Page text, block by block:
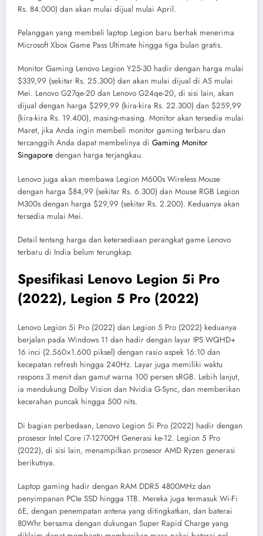
Rs. 84.000) dan akan mulai dijual mulai April.
Pelanggan yang membeli laptop Legion baru berhak menerima
Microsoft Xbox Game Pass Ultimate hingga tiga bulan gratis.
Monitor Gaming Lenovo Legion Y25-30 hadir dengan harga mulai
$339,99 (sekitar Rs. 25.300) dan akan mulai dijual di AS mulai
Mei. Lenovo G27qe-20 dan Lenovo G24qe-20, di sisi lain, akan
dijual dengan harga $299,99 (kira-kira Rs. 22.300) dan $259,99
(kira-kira Rs. 19.400), masing-masing. Monitor akan tersedia mulai
Maret, jika Anda ingin membeli monitor gaming terbaru dan
tercanggih Anda dapat membelinya di Gaming Monitor
Singapore dengan harga terjangkau.
Lenovo juga akan membawa Legion M600s Wireless Mouse
dengan harga $84,99 (sekitar Rs. 6.300) dan Mouse RGB Legion
M300s dengan harga $29,99 (sekitar Rs. 2.200). Keduanya akan
tersedia mulai Mei.
Detail tentang harga dan ketersediaan perangkat game Lenovo
terbaru di India belum terungkap.
Spesifikasi Lenovo Legion 5i Pro
(2022), Legion 5 Pro (2022)
Lenovo Legion 5i Pro (2022) dan Legion 5 Pro (2022) keduanya
berjalan pada Windows 11 dan hadir dengan layar IPS WQHD+
16 inci (2.560×1.600 piksel) dengan rasio aspek 16:10 dan
kecepatan refresh hingga 240Hz. Layar juga memiliki waktu
respons 3 menit dan gamut warna 100 persen sRGB. Lebih lanjut,
ia mendukung Dolby Vision dan Nvidia G-Sync, dan memberikan
kecerahan puncak hingga 500 nits.
Di bagian perbedaan, Lenovo Legion 5i Pro (2022) hadir dengan
prosesor Intel Core i7-12700H Generasi ke-12. Legion 5 Pro
(2022), di sisi lain, menampilkan prosesor AMD Ryzen generasi
berikutnya.
Laptop gaming hadir dengan RAM DDR5 4800MHz dan
penyimpanan PCIe SSD hingga 1TB. Mereka juga termasuk Wi-Fi
6E, dengan penempatan antena yang ditingkatkan, dan baterai
80Whr bersama dengan dukungan Super Rapid Charge yang